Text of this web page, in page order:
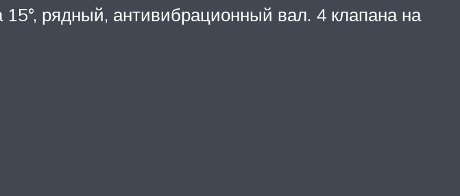
рядный, антивибрационный вал. 4 клапана на